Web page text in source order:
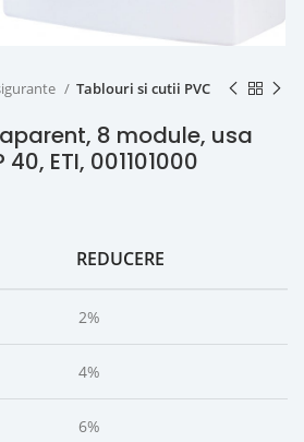
Tablouri si cutii PVC
8 module, usa
ETI, 001101000
REDUCERE
2%
4%
6%